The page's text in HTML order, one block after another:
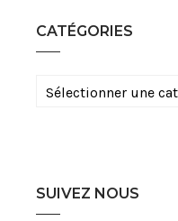
CATÉGORIES
Catégories
SUIVEZ NOUS